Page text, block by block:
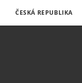
ČESKÁ REPUBLIKA